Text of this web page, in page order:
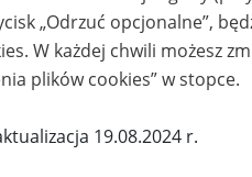
stacjonarne w siedzibie firmy,
przyjmujemy na adres e-mail:
wiadomości wpisz: Zaproś
Konin/Koło/Turek/Słupca/
„Odrzuć opcjonalne”,
W każdej chwili możesz
plików cookies” w stopce.
19.08.2024 r.